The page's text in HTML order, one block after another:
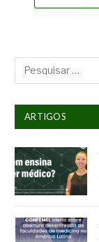
ARTIGOS